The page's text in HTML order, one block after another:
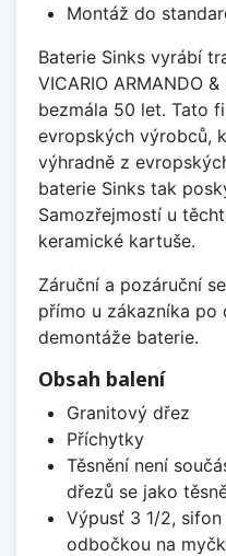
Montáž do
Baterie Sinks vyrábí
VICARIO ARMANDO
bezmála 50 let. Tato
evropských výrobců,
výhradně z
baterie Sinks tak
Samozřejmostí u
keramické kartuše.
Záruční a pozáruční
přímo u zákazníka po
demontáže baterie.
Obsah balení
Granitový dřez
Příchytky
Těsnění není
dřezů se jako
Výpusť 3 1/2,
odbočkou na